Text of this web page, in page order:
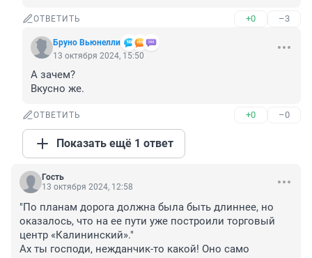
ОТВЕТИТЬ +0 –3
Бруно Вьюнелли
13 октября 2024, 15:50
А зачем?
Вкусно же.
ОТВЕТИТЬ +0 –0
Показать ещё 1 ответ
Гость
13 октября 2024, 12:58
"По планам дорога должна была быть длиннее, но
оказалось, что на ее пути уже построили торговый
центр «Калининский»."
Ах ты господи, нежданчик-то какой! Оно само